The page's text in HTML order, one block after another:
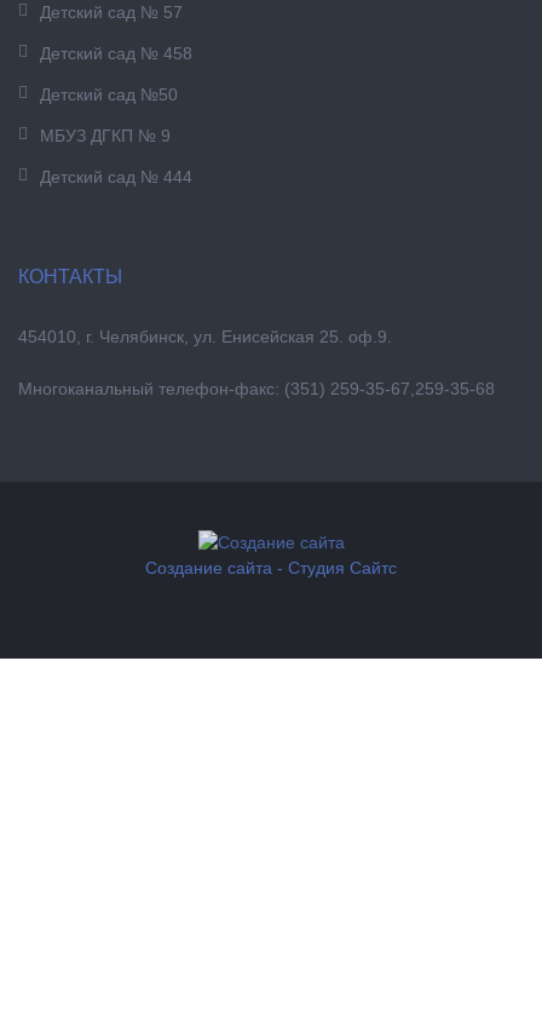
Детский сад № 57
Детский сад № 458
Детский сад №50
МБУЗ ДГКП № 9
Детский сад № 444
КОНТАКТЫ
454010, г. Челябинск, ул. Енисейская 25. оф.9.
Многоканальный телефон-факс: (351) 259-35-67,259-35-68
Создание сайта - Студия Сайтс